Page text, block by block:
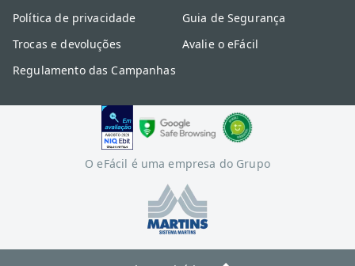
Política de privacidade
Trocas e devoluções
Regulamento das Campanhas
Guia de Segurança
Avalie o eFácil
O eFácil é uma empresa do Grupo